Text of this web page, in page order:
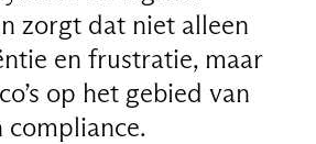
zorgt dat niet alleen
en frustratie, maar
op het gebied van